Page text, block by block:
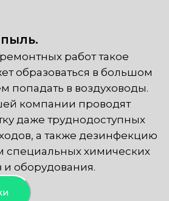
работ такое
образоваться в большом
попадать в воздуховоды.
компании проводят
даже труднодоступных
а также дезинфекцию
специальных химических
и оборудования.